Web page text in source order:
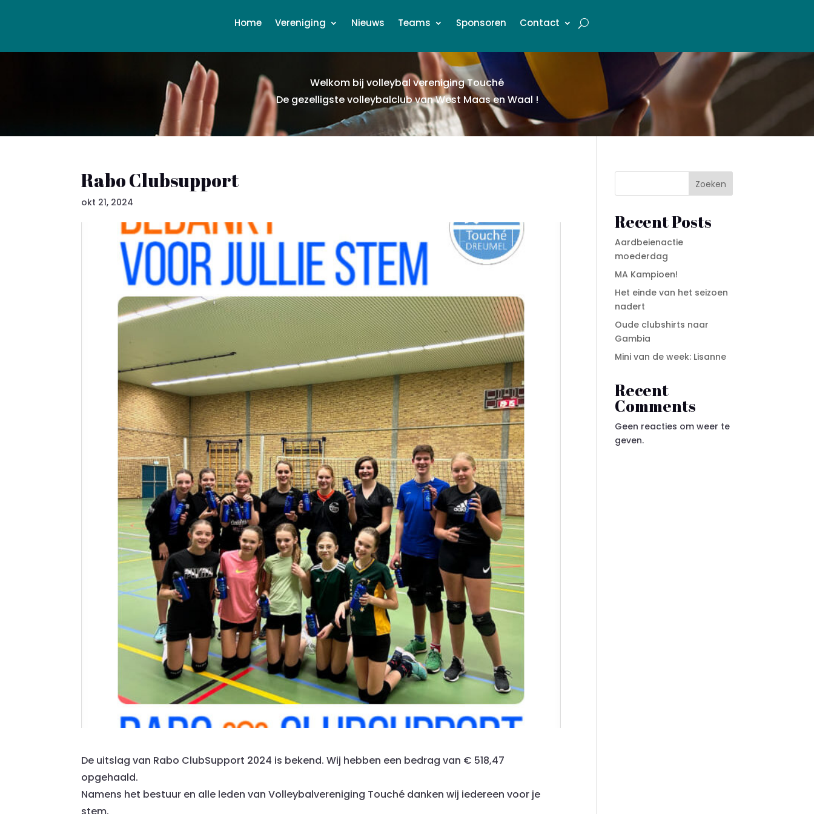
Home Vereniging Nieuws Teams Sponsoren Contact
Welkom bij volleybal vereniging Touché
De gezelligste volleybalclub van West Maas en Waal !
Rabo Clubsupport
okt 21, 2024
De uitslag van Rabo ClubSupport 2024 is bekend. Wij hebben een bedrag van € 518,47
opgehaald.
Namens het bestuur en alle leden van Volleybalvereniging Touché danken wij iedereen voor je
Zoeken
Recent Posts
Aardbeienactie
moederdag
MA Kampioen!
Het einde van het seizoen
nadert
Oude clubshirts naar
Gambia
Mini van de week: Lisanne
Recent
Comments
Geen reacties om weer te
geven.